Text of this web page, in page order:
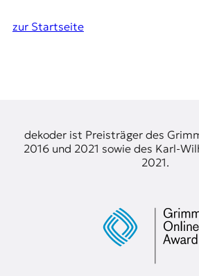
zur Startseite
dekoder ist Preisträger des
2016 und 2021 sowie des Karl-
2021.